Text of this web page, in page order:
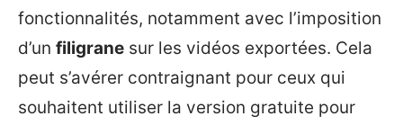
fonctionnalités, notamment avec l’imposition
d’un filigrane sur les vidéos exportées. Cela
peut s’avérer contraignant pour ceux qui
souhaitent utiliser la version gratuite pour